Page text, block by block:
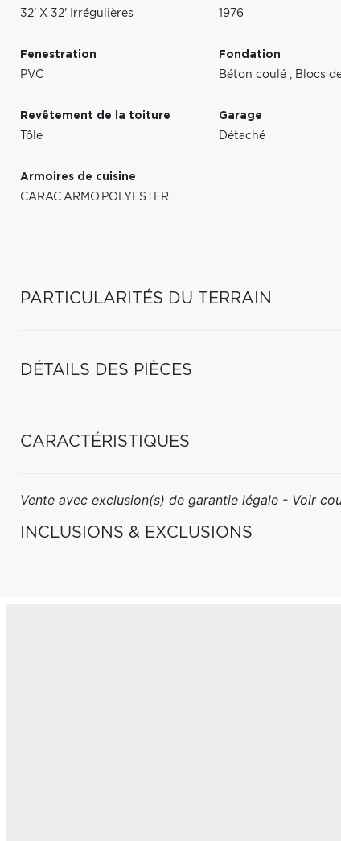
32' X 32' Irrégulières
1976
Fenestration
PVC
Fondation
Béton coulé , Blocs
Revêtement de la toiture
Tôle
Garage
Détaché
Armoires de cuisine
CARAC.ARMO.POLYESTER
PARTICULARITÉS DU TERRAIN
DÉTAILS DES PIÈCES
CARACTÉRISTIQUES
Vente avec exclusion(s) de garantie légale - Voir
INCLUSIONS & EXCLUSIONS